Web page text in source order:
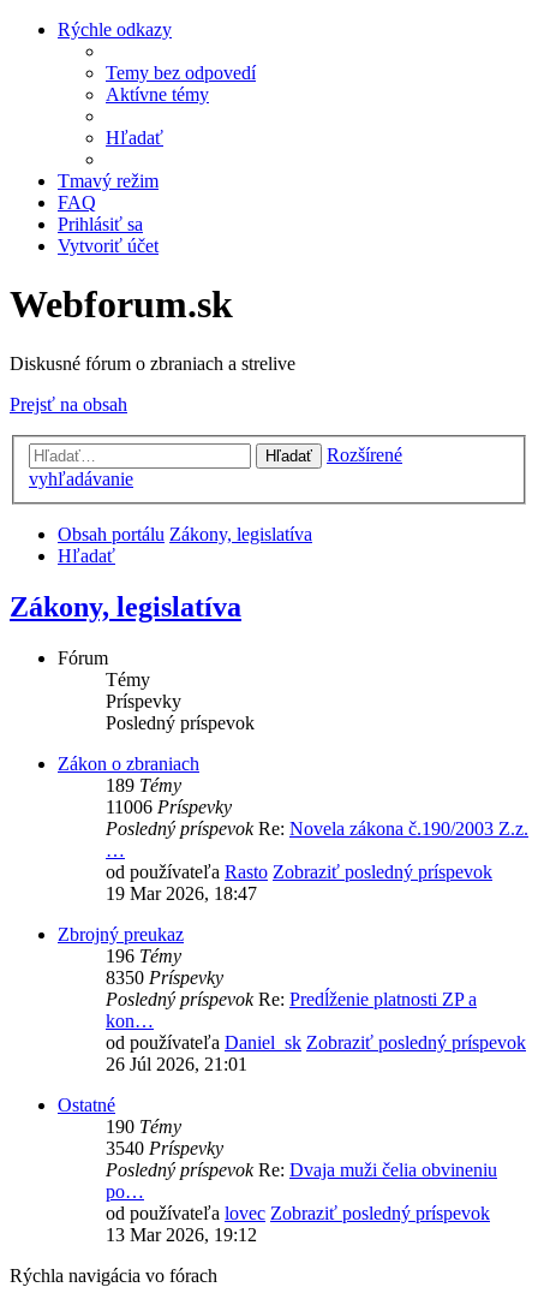
Rýchle odkazy
Temy bez odpovedí
Aktívne témy
Hľadať
Tmavý režim
FAQ
Prihlásiť sa
Vytvoriť účet
Webforum.sk
Diskusné fórum o zbraniach a strelive
Prejsť na obsah
Hľadať
Rozšírené
vyhľadávanie
Obsah portálu Zákony, legislatíva
Hľadať
Zákony, legislatíva
Fórum
Témy
Príspevky
Posledný príspevok
Zákon o zbraniach
189 Témy
11006 Príspevky
Posledný príspevokRe: Novela zákona č.190/2003 Z.z.
…
od používateľa Rasto Zobraziť posledný príspevok
19 Mar 2026, 18:47
Zbrojný preukaz
196 Témy
8350 Príspevky
Posledný príspevokRe: Predĺženie platnosti ZP a
kon…
od používateľa Daniel_sk Zobraziť posledný príspevok
26 Júl 2026, 21:01
Ostatné
190 Témy
3540 Príspevky
Posledný príspevokRe: Dvaja muži čelia obvineniu
po…
od používateľa lovec Zobraziť posledný príspevok
13 Mar 2026, 19:12
Rýchla navigácia vo fórach